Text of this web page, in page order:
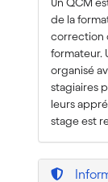
Un QCM
de la
correction
formateur.
organisé
stagiaires
leurs
stage est